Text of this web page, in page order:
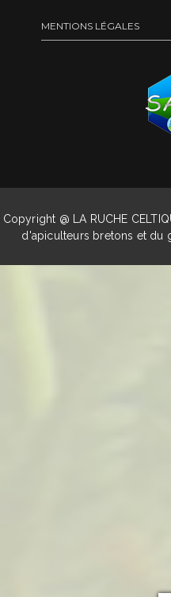
MENTIONS LÉGALES
Copyright @ LA RUCHE
d'apiculteurs bretons et du